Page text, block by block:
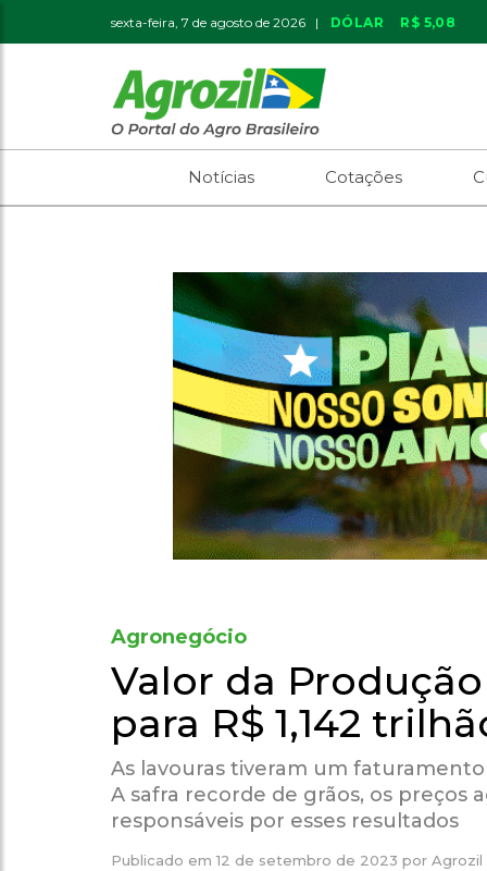
sexta-feira, 7 de agosto de 2026 | DÓLAR R$ 5,08
Notícias Cotações
Agronegócio
Valor da
para R$ 1,142
As lavouras tiveram um faturamento
A safra recorde de grãos, os preços
responsáveis por esses resultados
Publicado em12 de setembro de 2023 por Agrozil